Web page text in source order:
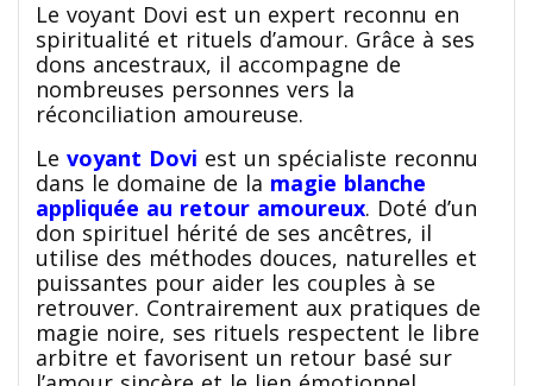
Le voyant Dovi est un expert reconnu en
spiritualité et rituels d’amour. Grâce à ses
dons ancestraux, il accompagne de
nombreuses personnes vers la
réconciliation amoureuse.
Le voyant Dovi est un spécialiste reconnu
dans le domaine de la magie blanche
appliquée au retour amoureux. Doté d’un
don spirituel hérité de ses ancêtres, il
utilise des méthodes douces, naturelles et
puissantes pour aider les couples à se
retrouver. Contrairement aux pratiques de
magie noire, ses rituels respectent le libre
arbitre et favorisent un retour basé sur